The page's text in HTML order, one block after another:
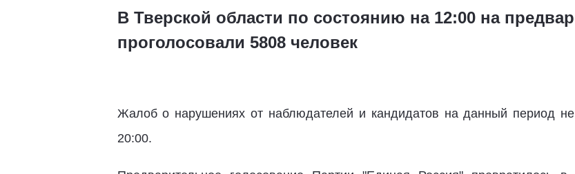
В Тверской области по состоянию на 12:00 на
проголосовали 5808 человек
Жалоб о нарушениях от наблюдателей и кандидатов на данный период
20:00.